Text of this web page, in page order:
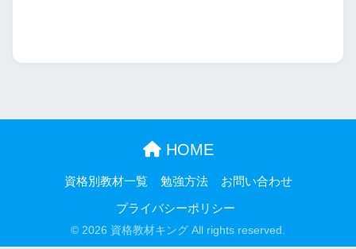
HOME
資格別教材一覧 勉強方法 お問い合わせ
プライバシーポリシー
© 2026 資格教材キング All rights reserved.